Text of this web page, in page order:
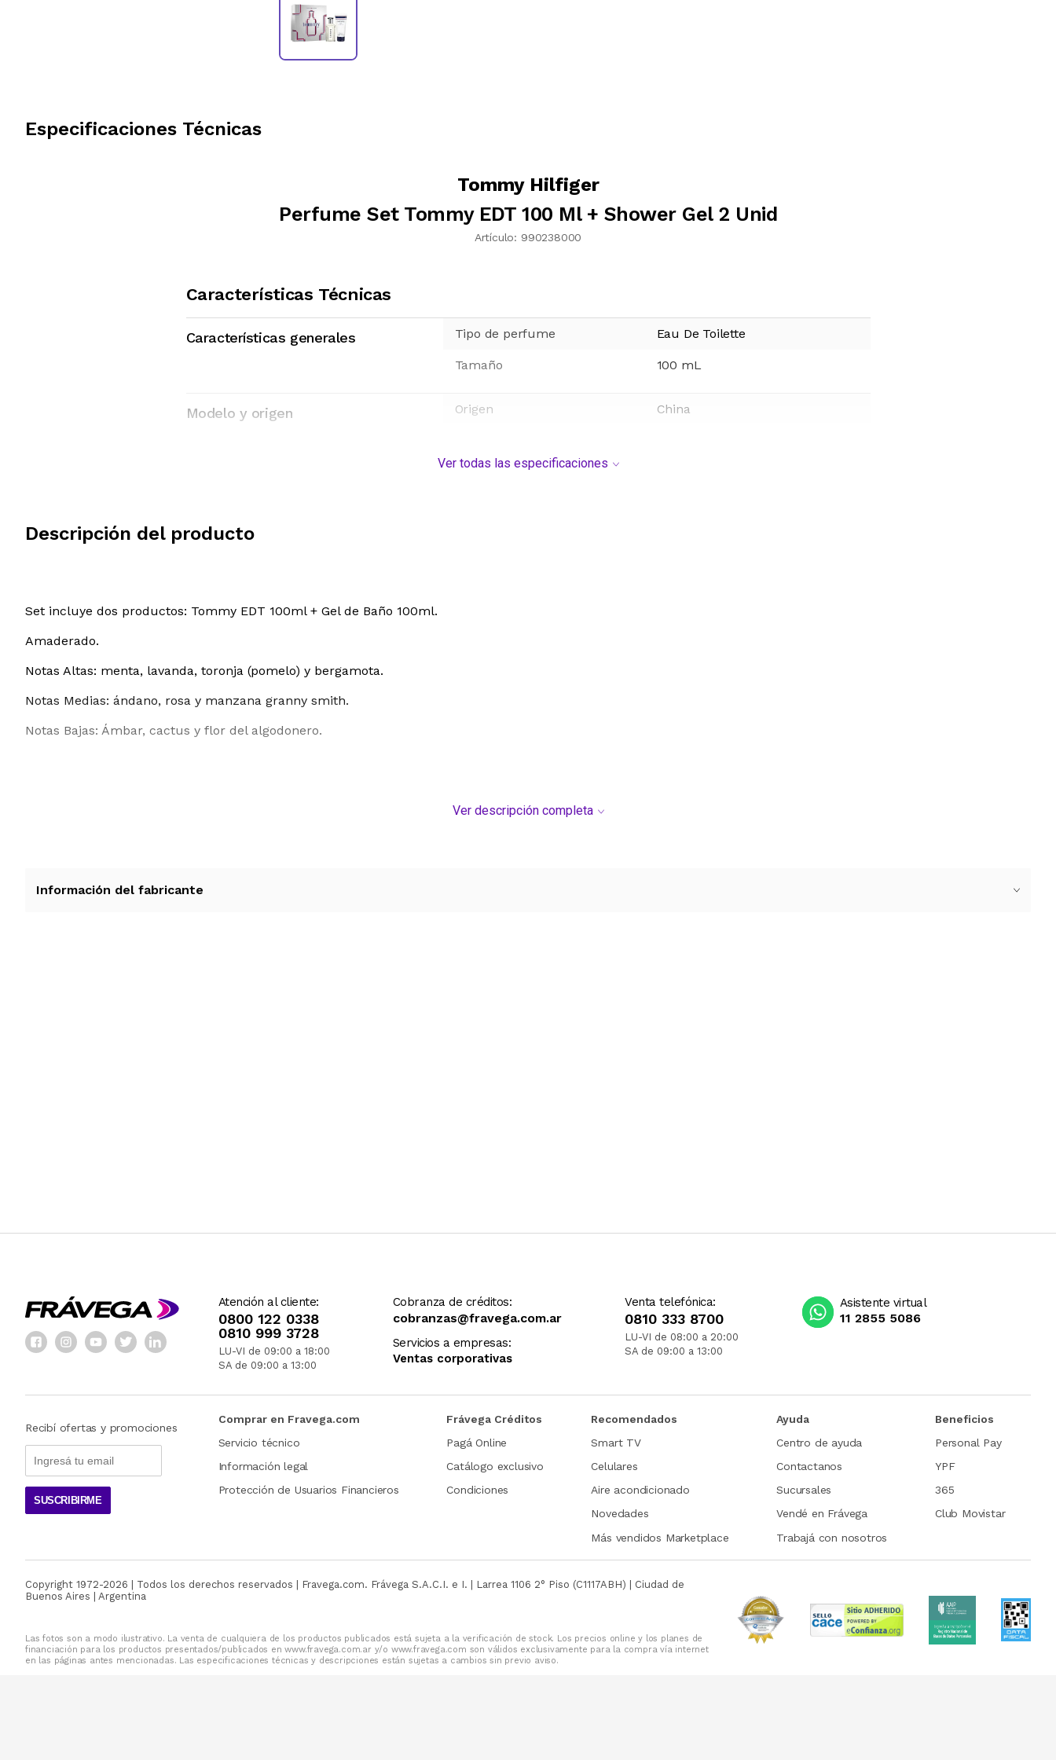
Especificaciones Técnicas
Tommy Hilfiger
Perfume Set Tommy EDT 100 Ml + Shower Gel 2 Unid
Artículo: 990238000
Características Técnicas
Características generales Tipo de perfume Eau De Toilette
Tamaño 100 mL
Modelo y origen Origen China
Ver todas las especificaciones
Descripción del producto
Set incluye dos productos: Tommy EDT 100ml + Gel de Baño 100ml.
Amaderado.
Notas Altas: menta, lavanda, toronja (pomelo) y bergamota.
Notas Medias: ándano, rosa y manzana granny smith.
Notas Bajas: Ámbar, cactus y flor del algodonero.
Ver descripción completa
Información del fabricante
Atención al cliente:
0800 122 0338
0810 999 3728
LU-VI de 09:00 a 18:00
SA de 09:00 a 13:00
Cobranza de créditos:
cobranzas@fravega.com.ar
Servicios a empresas:
Ventas corporativas
Venta telefónica:
0810 333 8700
LU-VI de 08:00 a 20:00
SA de 09:00 a 13:00
Asistente virtual
11 2855 5086
Recibí ofertas y promociones
SUSCRIBIRME
Comprar en Fravega.com
Servicio técnico
Información legal
Protección de Usuarios Financieros
Frávega Créditos
Pagá Online
Catálogo exclusivo
Condiciones
Recomendados
Smart TV
Celulares
Aire acondicionado
Novedades
Más vendidos Marketplace
Ayuda
Centro de ayuda
Contactanos
Sucursales
Vendé en Frávega
Trabajá con nosotros
Beneficios
Personal Pay
YPF
365
Club Movistar
Copyright 1972-2026 | Todos los derechos reservados | Fravega.com. Frávega S.A.C.I. e I. | Larrea 1106 2° Piso (C1117ABH) | Ciudad de
Buenos Aires | Argentina
Las fotos son a modo ilustrativo. La venta de cualquiera de los productos publicados está sujeta a la verificación de stock. Los precios online y los planes de
financiación para los productos presentados/publicados en www.fravega.com.ar y/o www.fravega.com son válidos exclusivamente para la compra vía internet
en las páginas antes mencionadas. Las especificaciones técnicas y descripciones están sujetas a cambios sin previo aviso.